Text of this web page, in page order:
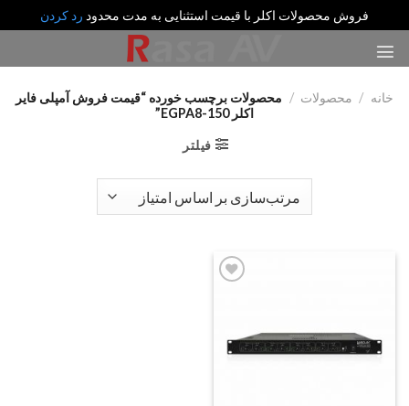
فروش محصولات اکلر با قیمت استثنایی به مدت محدود رد کردن
خانه / محصولات / محصولات برچسب خورده “قیمت فروش آمپلی فایر
اکلر EGPA8-150”
فیلتر